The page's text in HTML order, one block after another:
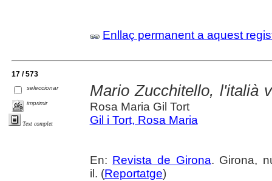
Enllaç permanent a aquest
17 / 573
seleccionar
imprimir
Text complet
Mario Zucchitello, l'italià
Rosa Maria Gil Tort
Gil i Tort, Rosa Maria
En: Revista de Girona. Girona,
il. (Reportatge)